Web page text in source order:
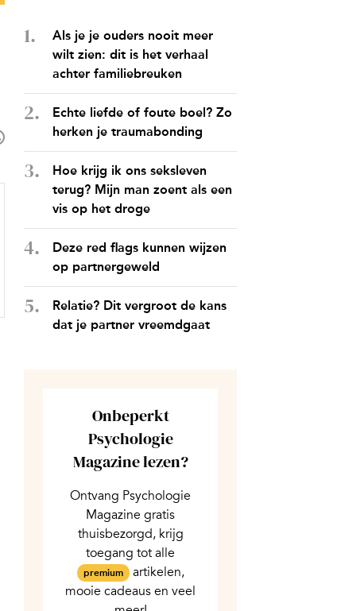
Als je je ouders nooit meer
wilt zien: dit is het verhaal
achter familiebreuken
Echte liefde of foute boel? Zo
herken je traumabonding
Hoe krijg ik ons seksleven
terug? Mijn man zoent als een
vis op het droge
Deze red flags kunnen wijzen
op partnergeweld
Relatie? Dit vergroot de kans
dat je partner vreemdgaat
Onbeperkt
Psychologie
Magazine lezen?
Ontvang Psychologie
Magazine gratis
thuisbezorgd, krijg
toegang tot alle
premium artikelen,
mooie cadeaus en veel